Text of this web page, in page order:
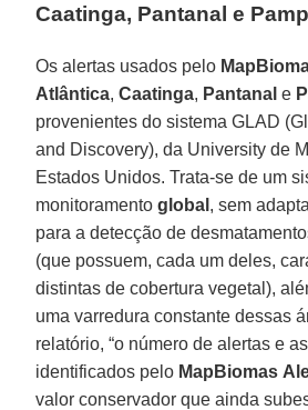
Caatinga, Pantanal e
Os alertas usados pelo
Atlântica,Caatinga, Pantanal e
provenientes do sistema GLAD
and Discovery), da University de
Estados Unidos. Trata-se de um
monitoramentoglobal , sem
para a detecção de
(que possuem, cada um deles,
distintas de cobertura vegetal),
uma varredura constante dessas
relatório, “o número de alertas e
identificados pelo MapBiomas
valor conservador que ainda